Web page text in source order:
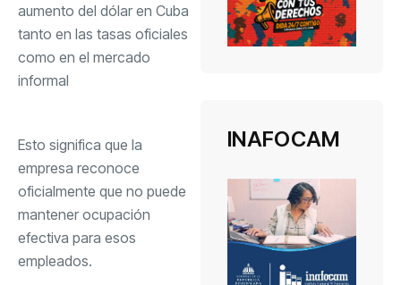
aumento del dólar en Cuba
tanto en las tasas oficiales
como en el mercado
informal
Esto significa que la
empresa reconoce
oficialmente que no puede
mantener ocupación
efectiva para esos
empleados.
INAFOCAM